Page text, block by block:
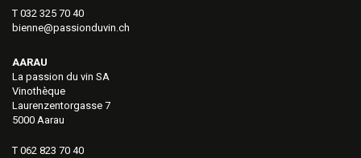
T 032 325 70 40
bienne@passionduvin.ch
AARAU
La passion du vin SA
Vinothèque
Laurenzentorgasse 7
5000 Aarau
T 062 823 70 40